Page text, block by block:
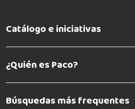
Catálogo e iniciativas
¿Quién es Paco?
Búsquedas más frequentes